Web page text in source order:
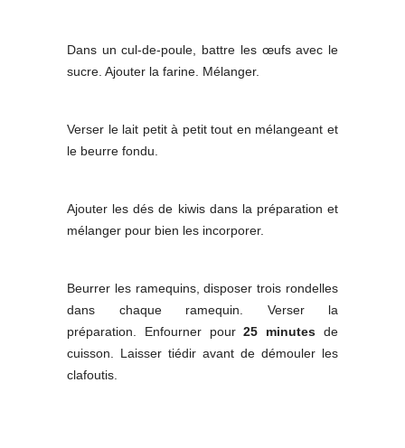
Dans un cul-de-poule, battre les œufs avec le
sucre. Ajouter la farine. Mélanger.
Verser le lait petit à petit tout en mélangeant et
le beurre fondu.
Ajouter les dés de kiwis dans la préparation et
mélanger pour bien les incorporer.
Beurrer les ramequins, disposer trois rondelles
dans chaque ramequin. Verser la
préparation. Enfourner pour25 minutes de
cuisson. Laisser tiédir avant de démouler les
clafoutis.